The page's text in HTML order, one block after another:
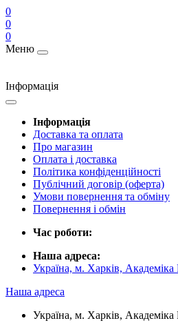
0
0
0
Меню
Інформація
Інформація
Доставка та оплата
Про магазин
Оплата і доставка
Політика конфіденційності
Публічний договір (оферта)
Умови повернення та обміну
Повернення і обмін
Час роботи:
Наша адреса:
Україна, м. Харків,
Наша адреса
Україна, м. Харків,